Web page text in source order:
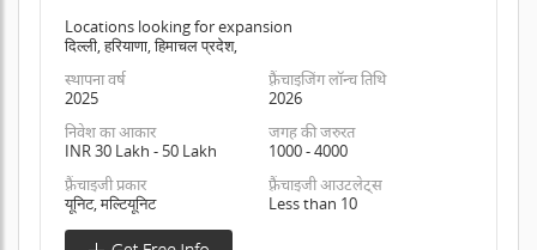
Locations looking for expansion
दिल्ली, हरियाणा, हिमाचल प्रदेश,
स्थापना वर्ष
2025
फ़्रैंचाइजिंग लॉन्च तिथि
2026
निवेश का आकार
INR 30 Lakh - 50 Lakh
जगह की जरुरत
1000 - 4000
फ़्रैंचाइजी प्रकार
यूनिट, मल्टियूनिट
फ़्रैंचाइजी आउटलेट्स
Less than 10